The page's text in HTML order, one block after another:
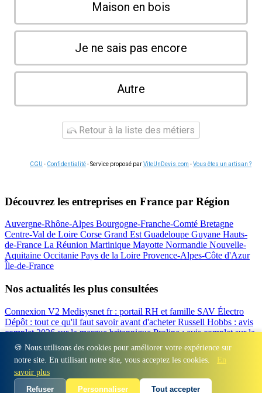
🍪 Nous utilisons des cookies pour améliorer votre expérience sur
notre site. En utilisant notre site, vous acceptez les cookies.
En
savoir plus
Refuser
Personnaliser Tout accepter
Maison en bois
Je ne sais pas encore
Autre
Retour à la liste des métiers
CGU - Confidentialité- Service proposé parViteUnDevis.com -Vous êtes un artisan ?
Découvrez les entreprises en France par Région
Auvergne-Rhône-Alpes Bourgogne-Franche-Comté Bretagne
Centre-Val de Loire Corse Grand EstGuadeloupe Guyane Hauts-
de-France La Réunion Martinique Mayotte Normandie Nouvelle-
Aquitaine Occitanie Pays de la Loire Provence-Alpes-Côte d'Azur
Île-de-France
Nos actualités les plus consultées
Connexion V2 Medisysnet fr : portail RH et famille SAV Électro
Dépôt : tout ce qu'il faut savoir avant d'acheterRussell Hobbs : avis
complet 2026 sur la marque britanniqueProline : avis complet sur la
marque d'électroménagerValberg avis 2026 : notre test complet de
la marque Beko : Avis sur la marque turque d'électroménager
Régions - Départements - Villes - Entreprises - Marques Contact
Espace presse